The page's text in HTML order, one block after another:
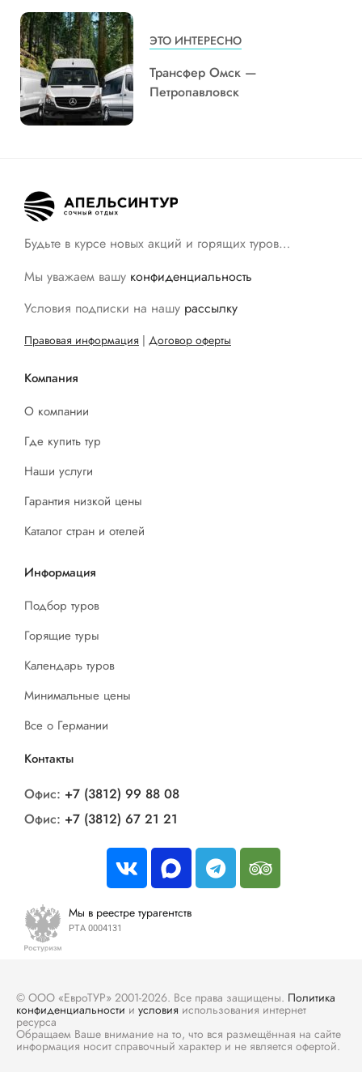
ЭТО ИНТЕРЕСНО
Трансфер Омск —
Петропавловск
Будьте в курсе новых акций и горящих туров…
Мы уважаем вашу конфиденциальность
Условия подписки на нашу рассылку
Правовая информация | Договор оферты
Компания
О компании
Где купить тур
Наши услуги
Гарантия низкой цены
Каталог стран и отелей
Информация
Подбор туров
Горящие туры
Календарь туров
Минимальные цены
Все о Германии
Контакты
Офис: +7 (3812) 99 88 08
Офис: +7 (3812) 67 21 21
Мы в реестре турагентств
РТА 0004131
© ООО «ЕвроТУР» 2001-2026. Все права защищены. Политика
конфиденциальности и условия использования интернет
ресурса
Обращаем Ваше внимание на то, что вся размещённая на сайте
информация носит справочный характер и не является офертой.